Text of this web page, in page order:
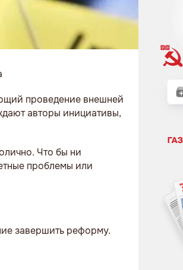
проведение внешней
авторы инициативы,
Что бы ни
проблемы или
завершить реформу.